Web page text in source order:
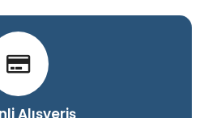
Alışveriş